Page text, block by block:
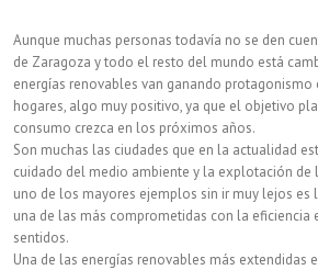
y
tu
calefacción
Aunque muchas personas todavía no se den
de Zaragoza y todo el resto del mundo está
energías renovables van ganando protagonismo
hogares, algo muy positivo, ya que el objetivo
consumo crezca en los próximos años.
Son muchas las ciudades que en la actualidad
cuidado del medio ambiente y la explotación de
uno de los mayores ejemplos sin ir muy lejos es
una de las más comprometidas con la eficiencia
sentidos.
Una de las energías renovables más extendidas